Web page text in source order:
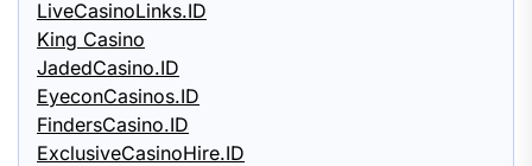
LiveCasinoLinks.ID
King Casino
JadedCasino.ID
EyeconCasinos.ID
FindersCasino.ID
ExclusiveCasinoHire.ID